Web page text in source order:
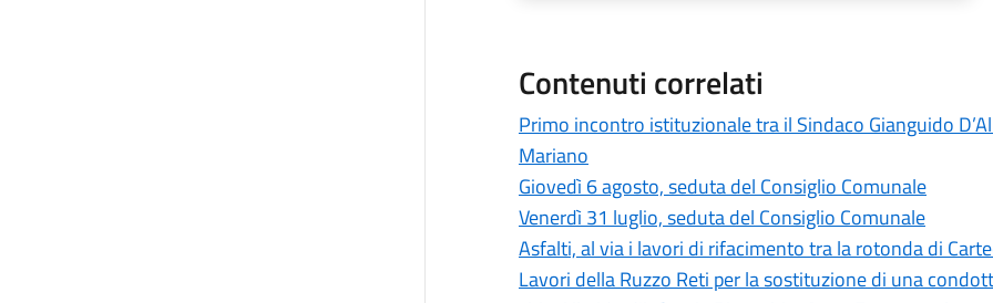
Contenuti correlati
Primo incontro istituzionale tra il Sindaco Gianguido
Mariano
Giovedì 6 agosto, seduta del Consiglio Comunale
Venerdì 31 luglio, seduta del Consiglio Comunale
Asfalti, al via i lavori di rifacimento tra la rotonda di
Lavori della Ruzzo Reti per la sostituzione di una